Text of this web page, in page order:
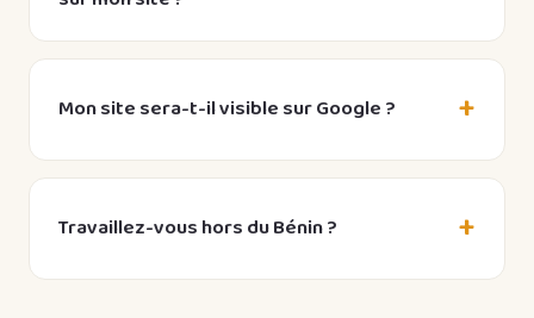
Oui. Pour les boutiques en ligne, nous intégrons
virement, adaptés au marché béninois.
Mon site sera-t-il visible sur Google ?
Oui. Chaque site inclut une optimisation SEO de
être visible dès la mise en ligne.
Travaillez-vous hors du Bénin ?